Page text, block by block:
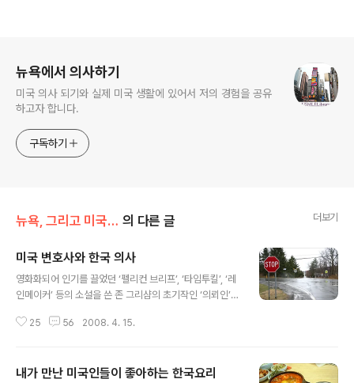
뉴욕에서 의사하기
미국 의사 되기와 실제 미국 생활에 있어서 저의 경험을 공유
하고자 합니다.
구독하기
뉴욕, 그리고 미국 생활 이야기 의 다른 글 더보기
미국 변호사와 한국 의사
영화화되어 인기를 끌었던 ‘펠리컨 브리프’, ‘타임투킬’, ‘레
인메이커’ 등의 소설을 쓴 존 그리샴의 초기작인 ‘의뢰인’을
마피아 변호사의 자살을 목격하게 되고 FBI로부터 조사를
아무리 별로 성공적이지 못한 변호사 생활을 지내고 있었
25 56 2008. 4. 15.
내가 만난 미국인들이 좋아하는 한국요리